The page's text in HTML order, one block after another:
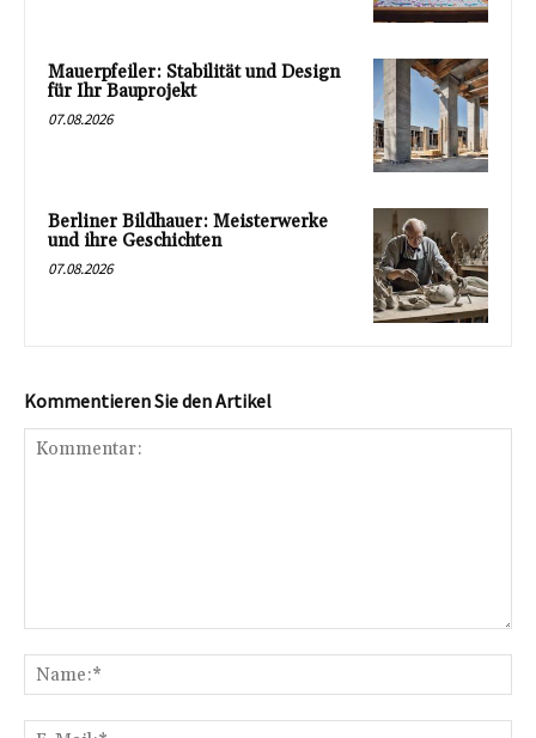
Mauerpfeiler: Stabilität und Design
für Ihr Bauprojekt
07.08.2026
Berliner Bildhauer: Meisterwerke
und ihre Geschichten
07.08.2026
Kommentieren Sie den Artikel